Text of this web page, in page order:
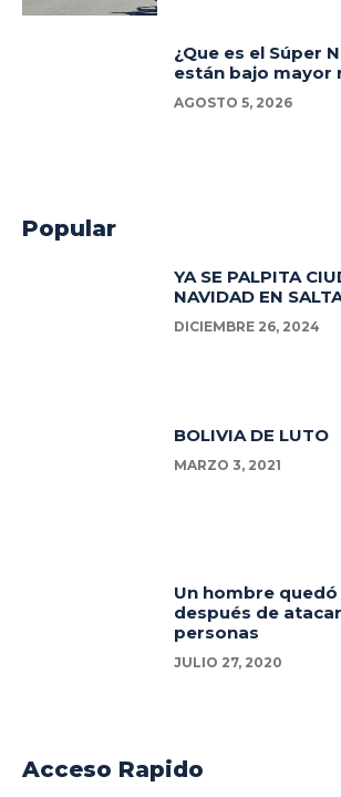
¿Que es el Súper
están bajo mayor
AGOSTO 5, 2026
Popular
YA SE PALPITA
NAVIDAD EN
DICIEMBRE 26, 2024
BOLIVIA DE LUTO
MARZO 3, 2021
Un hombre
después de
personas
JULIO 27, 2020
Acceso Rapido